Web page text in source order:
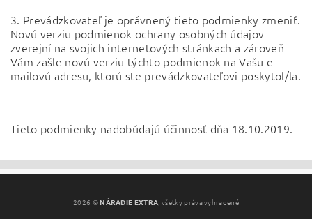
3. Prevádzkovateľ je oprávnený tieto podmienky zmeniť.
Novú verziu podmienok ochrany osobných údajov
zverejní na svojich internetových stránkach a zároveň
Vám zašle novú verziu týchto podmienok na Vašu e-
mailovú adresu, ktorú ste prevádzkovateľovi poskytol/la.
Tieto podmienky nadobúdajú účinnosť dňa 18.10.2019.
2026 ©NÁRADIE EXTRA, všetky práva vyhradené